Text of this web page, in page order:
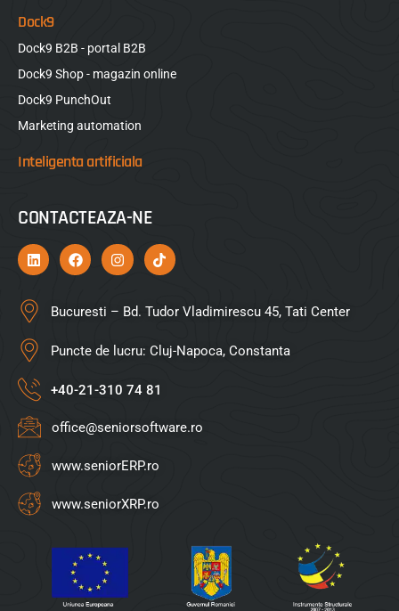
Dock9
Dock9 B2B - portal B2B
Dock9 Shop - magazin online
Dock9 PunchOut
Marketing automation
Inteligenta artificiala
CONTACTEAZA-NE
Bucuresti – Bd. Tudor Vladimirescu 45, Tati Center
Puncte de lucru: Cluj-Napoca, Constanta
+40-21-310 74 81
office@seniorsoftware.ro
www.seniorERP.ro
www.seniorXRP.ro